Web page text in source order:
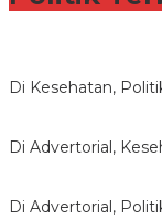
Di Kesehatan,
Di Advertorial,
Di Advertorial,